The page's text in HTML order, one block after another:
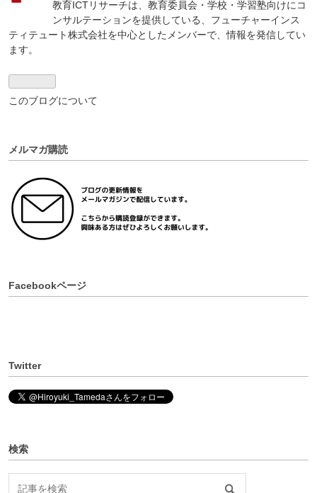
ログ
Pro
教育ICTリサーチは、教育委員会・学校・学習塾向けにコ
ンサルテーションを提供している、フューチャーインス
ティテュート株式会社を中心としたメンバーで、情報を発信してい
ます。
このブログについて
メルマガ購読
Facebookページ
Twitter
検索